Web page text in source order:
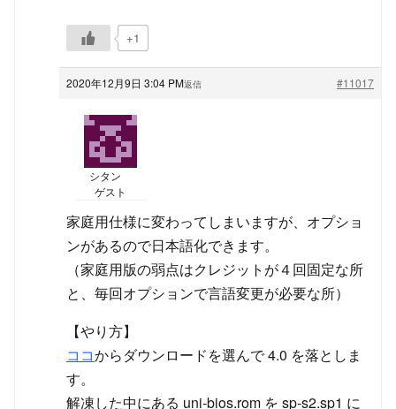
+1
2020年12月9日 3:04 PM #11017
返信
シタン
ゲスト
家庭用仕様に変わってしまいますが、オプショ
ンがあるので日本語化できます。
（家庭用版の弱点はクレジットが４回固定な所
と、毎回オプションで言語変更が必要な所）
【やり方】
ココからダウンロードを選んで 4.0 を落としま
す。
解凍した中にある uni-bios.rom を sp-s2.sp1 に